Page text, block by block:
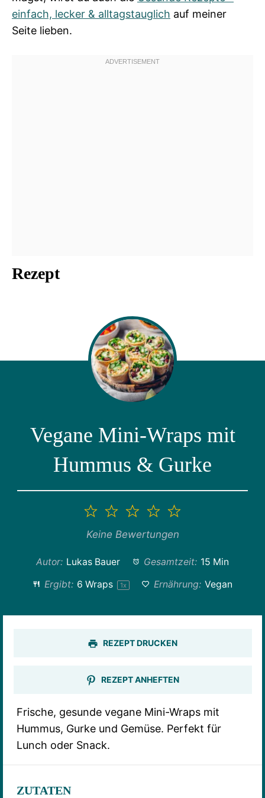
einfach, lecker & alltagstauglich auf meiner
Seite lieben.
Rezept
Vegane Mini-Wraps mit
Hummus & Gurke
5
4
Sterne
3
Sterne
2
Sterne
1
Stern
Keine Bewertungen
Autor: Lukas Bauer Gesamtzeit: 15 Min
Ergibt: 6 Wraps 1x Ernährung: Vegan
REZEPT DRUCKEN
REZEPT ANHEFTEN
Frische, gesunde vegane Mini-Wraps mit
Hummus, Gurke und Gemüse. Perfekt für
Lunch oder Snack.
ZUTATEN